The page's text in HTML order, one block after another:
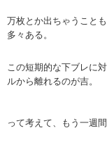
万枚とか出ちゃうこと
多々ある。
この短期的な下ブレに
ルから離れるのが吉。
って考えて、もう一週